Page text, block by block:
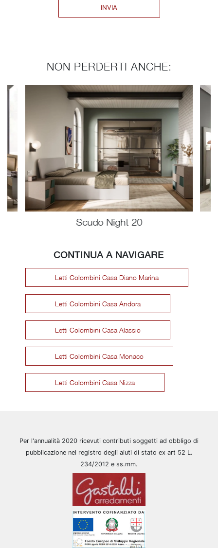
INVIA
NON PERDERTI ANCHE:
Scudo Night 20
CONTINUA A NAVIGARE
Letti Colombini Casa Diano Marina
Letti Colombini Casa Andora
Letti Colombini Casa Alassio
Letti Colombini Casa Monaco
Letti Colombini Casa Nizza
Per l'annualità 2020 ricevuti contributi soggetti ad obbligo di
pubblicazione nel registro degli aiuti di stato ex art 52 L.
234/2012 e ss.mm.